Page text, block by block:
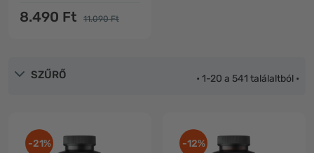
8.490 Ft 11.090 Ft
SZŰRŐ • 1-20 a 541 találaltból •
-21% -12%